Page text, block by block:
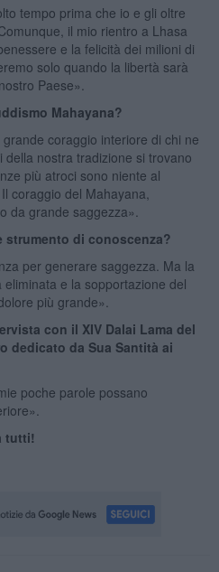
tempo prima che io e gli oltre
il mio rientro a Lhasa
e la felicità dei milioni di
solo quando la libertà sarà
Paese».
Mahayana?
coraggio interiore di chi ne
nostra tradizione si trovano
più atroci sono niente al
coraggio del Mahayana,
da grande saggezza».
strumento di conoscenza?
per generare saggezza. Ma la
e la sopportazione del
più grande».
con il XIV Dalai Lama del
dedicato da Sua Santità ai
poche parole possano
tutti!